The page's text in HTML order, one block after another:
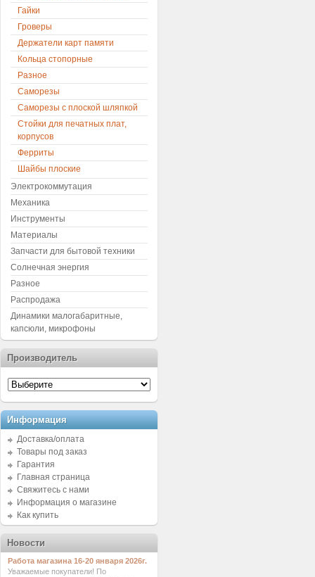
Гайки
Гроверы
Держатели карт памяти
Кольца стопорные
Разное
Саморезы
Саморезы с плоской шляпкой
Стойки для печатных плат,
корпусов
Ферриты
Шайбы плоские
Электрокоммутация
Механика
Инструменты
Материалы
Запчасти для бытовой техники
Солнечная энергия
Разное
Распродажа
Динамики малогабаритные,
капсюли, микрофоны
Производитель
Информация
Доставка/оплата
Товары под заказ
Гарантия
Главная страница
Свяжитесь с нами
Информация о магазине
Как купить
Новости
Работа магазина 16-20 января 2026г.
Уважаемые покупатели! По